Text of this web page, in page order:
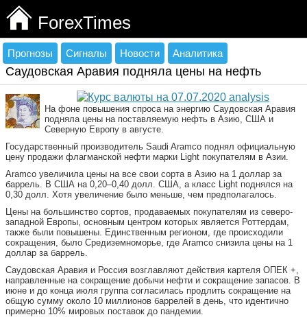
ForexTimes
Прогнозы Сигналы Новости Аналитика
Саудовская Аравия подняла цены на нефть
На фоне повышения спроса на энергию Саудовская Аравия
подняла цены на поставляемую нефть в Азию, США и
Северную Европу в августе.
Государственный производитель Saudi Aramco поднял официальную
цену продажи флагманской нефти марки Light покупателям в Азии.
Aramco увеличила цены на все свои сорта в Азию на 1 доллар за
баррель. В США на 0,20–0,40 долл. США, а класс Light поднялся на
0,30 долл. Хотя увеличение было меньше, чем предполагалось.
Цены на большинство сортов, продаваемых покупателям из северо-
западной Европы, основным центром которых является Роттердам,
также были повышены. Единственным регионом, где происходили
сокращения, было Средиземноморье, где Aramco снизила цены на 1
доллар за баррель.
Саудовская Аравия и Россия возглавляют действия картеля ОПЕК +,
направленные на сокращение добычи нефти и сокращение запасов. В
июне и до конца июля группа согласилась продлить сокращение на
общую сумму около 10 миллионов баррелей в день, что идентично
примерно 10% мировых поставок до пандемии.